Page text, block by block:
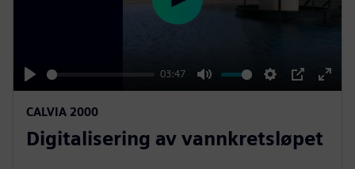
P
l
a
03:47
M
t
S
t
P
P
E
y
CALVIA 2000
Digitalisering av vannkretsløpet